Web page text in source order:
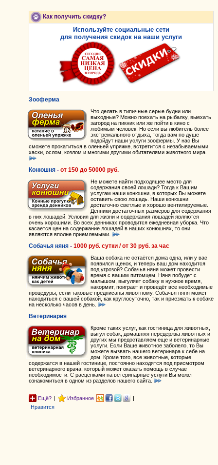
Как получить скидку?
Используйте социальные сети
для получения скидок на наши услуги
Зооферма
Что делать в типичные серые будни или
выходные? Можно поехать на рыбалку, выехать
загород на пикник или же пойти в кино с
любимым человек. Но если вы любитель более
экстремального отдыха, тогда вам по душе
подойдут наши услуги зоофермы. У нас Вы
сможете прокатиться в оленьей упряжке, встретится с незабываемыми
хаски, ослом, козлом и многими другими обитателями животного мира.
Конюшня- от 150до 50000руб.
Не можете найти подходящее место для
содержания своей лошади? Тогда к Вашим
услугам наши конюшни, в которых Вы можете
оставить свою лошадь. Наши конюшни
достаточно светлые и хорошо вентилируемые.
Денники достаточных размеров для содержания
в них лошадей. Условия для жизни и содержания лошадей являются
очень хорошими. Во всех денниках проводится ежедневная уборка. Что
касается цен на содержание лошадей в наших конюшнях, то они
являются вполне приемлемыми.
Собачья няня- 1000руб. сутки / от 30руб. за час
Ваша собака не остаётся дома одна, или у вас
появился щенок, и теперь ваш дом находится
под угрозой? Собачья няня может провести
время с вашим питомцем. Няня побудет с
малышом, выгуляет собаку в нужное время,
накормит, поиграет и проведёт все необходимые
процедуры, если таковые предписаны животному. Собачья няня может
находиться с вашей собакой, как круглосуточно, так и приезжать к собаке
на несколько часов в день.
Ветеринария
Кроме таких услуг, как гостиница для животных,
выгул собак, домашняя передержка животных и
других мы предоставляем еще и ветеринарные
услуги. Если Ваше животное заболело, то Вы
можете вызвать нашего ветеринара к себе на
дом. Кроме того, все животные, которые
содержатся в нашей гостинице, постоянно находятся под присмотром
ветеринарного врача, который может оказать помощь в случае
необходимости. С расценками на ветеринарные услуги Вы может
ознакомиться в одном из разделов нашего сайта.
Ещё? | Избранное
|
Нравится